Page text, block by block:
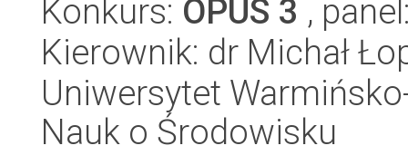
Konkurs: OPUS 3 ,
Kierownik: dr Michał
Uniwersytet
Nauk o Środowisku